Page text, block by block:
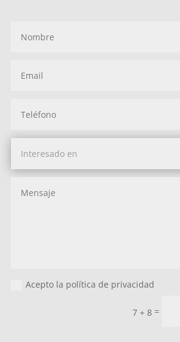
Acepto la política de privacidad
7 + 8 =